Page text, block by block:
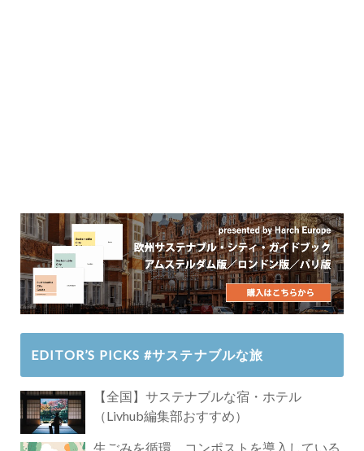
EDITOR’S PICKS #サステナブルな旅
【全国】サステナブルな宿・ホテル
（Livhub編集部おすすめ）
生ごみを循環。コンポストを導入している